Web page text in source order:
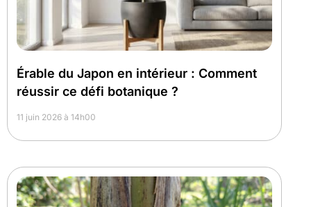
Érable du Japon en intérieur : Comment
réussir ce défi botanique ?
11 juin 2026 à 14h00